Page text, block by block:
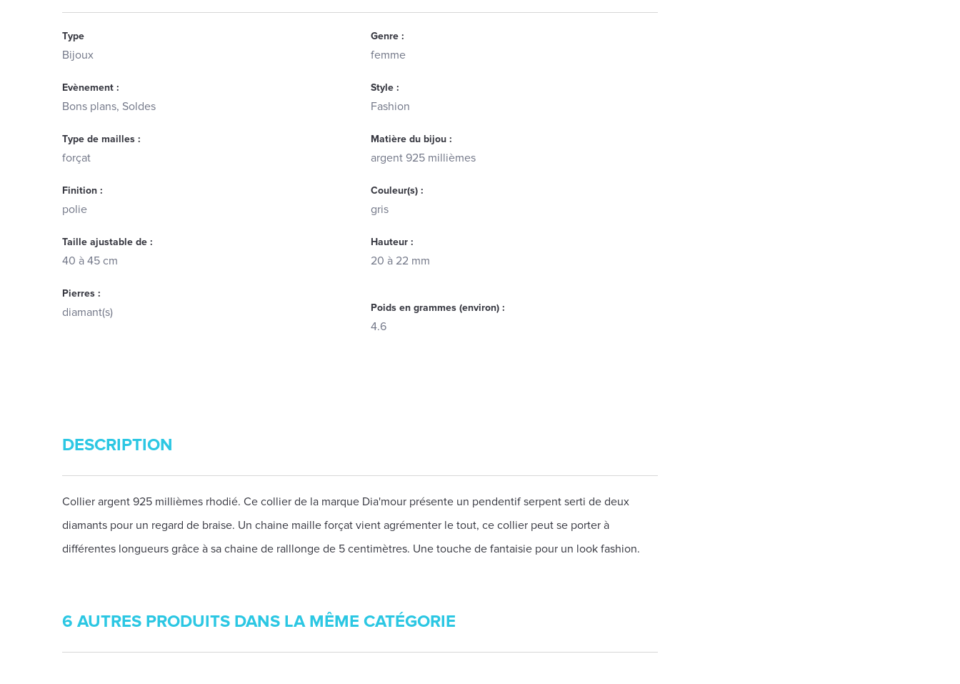
Type
Bijoux
Genre :
femme
Evènement :
Bons plans, Soldes
Style :
Fashion
Type de mailles :
forçat
Matière du bijou :
argent 925 millièmes
Finition :
polie
Couleur(s) :
gris
Taille ajustable de :
40 à 45 cm
Hauteur :
20 à 22 mm
Pierres :
diamant(s) Poids en grammes (environ) :
4.6
DESCRIPTION
Collier argent 925 millièmes rhodié. Ce collier de la marque Dia'mour présente un pendentif serpent serti de deux
diamants pour un regard de braise. Un chaine maille forçat vient agrémenter le tout, ce collier peut se porter à
différentes longueurs grâce à sa chaine de ralllonge de 5 centimètres. Une touche de fantaisie pour un look fashion.
6 AUTRES PRODUITS DANS LA MÊME CATÉGORIE